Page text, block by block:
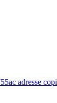
adresse